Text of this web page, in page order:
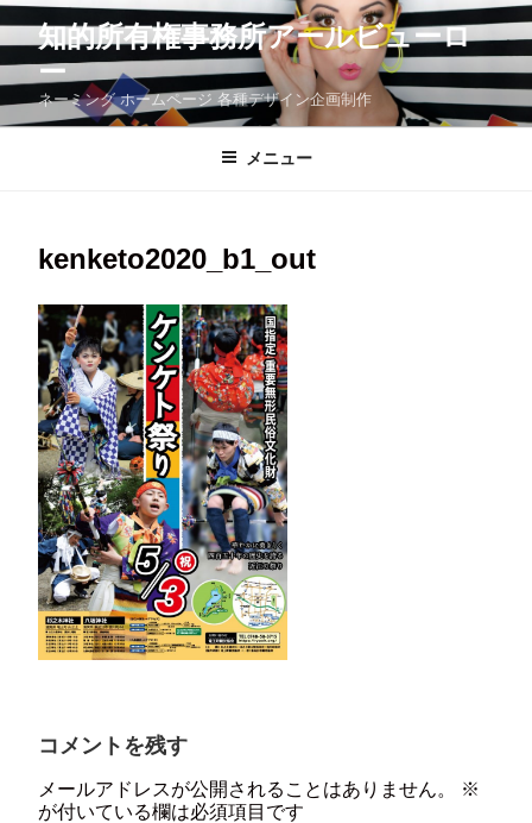
コ
ン
ツ
へ
知的所有権事務所アールビューロ
ー
ネーミング ホームページ 各種デザイン企画制作
メニュー
kenketo2020_b1_out
コメントを残す
メールアドレスが公開されることはありません。
※
が付いている欄は必須項目です